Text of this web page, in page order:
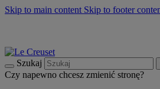
Skip to main content Skip to footer
Szukaj
Czy napewno chcesz zmienić stronę?